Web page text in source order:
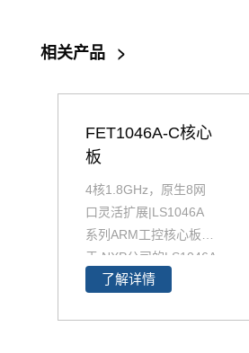
相关产品 >
FET1046A-C核心
板
4核1.8GHz，原生8网
口灵活扩展|LS1046A
系列ARM工控核心板基
于 NXP公司的LS1046A
高性能64位ARM四核处
将四个64位ARM Corte
了解详情